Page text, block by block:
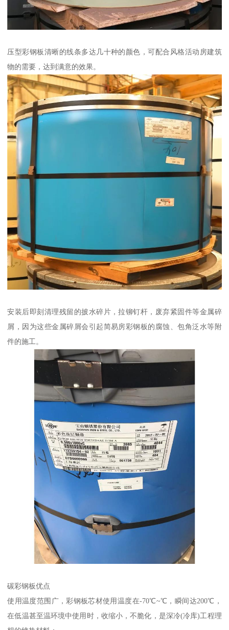
压型彩钢板清晰的线条多达几十种的颜色，可配合风格活动房建筑
物的需要，达到满意的效果。
安装后即刻清理残留的披水碎片，拉铆钉杆，废弃紧固件等金属碎
屑，因为这些金属碎屑会引起简易房彩钢板的腐蚀、包角泛水等附
件的施工。
碳彩钢板优点
使用温度范围广，彩钢板芯材使用温度在-70℃~℃，瞬间达200℃，
在低温甚至温环境中使用时，收缩小，不脆化，是深冷(冷库)工程理